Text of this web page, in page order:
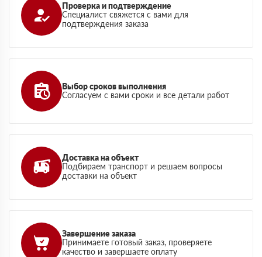
Проверка и подтверждение
Специалист свяжется с вами для
подтверждения заказа
Выбор сроков выполнения
Согласуем с вами сроки и все детали работ
Доставка на объект
Подбираем транспорт и решаем вопросы
доставки на объект
Завершение заказа
Принимаете готовый заказ, проверяете
качество и завершаете оплату